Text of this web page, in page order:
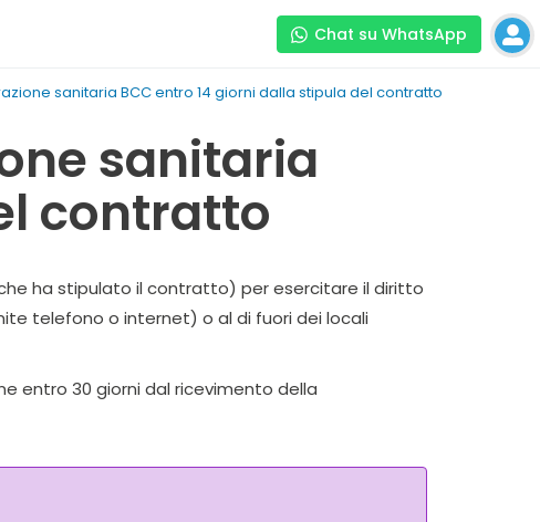
Chat su WhatsApp
sanitaria BCC entro 14 giorni dalla stipula del contratto
sanitaria
contratto
ha stipulato il contratto) per esercitare il diritto
telefono o internet) o al di fuori dei locali
entro 30 giorni dal ricevimento della